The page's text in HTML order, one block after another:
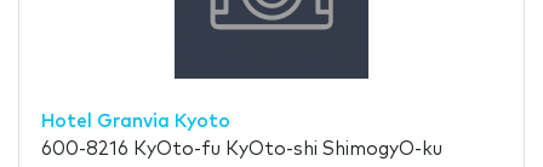
Hotel Granvia Kyoto
600-8216 KyOto-fu KyOto-shi ShimogyO-ku